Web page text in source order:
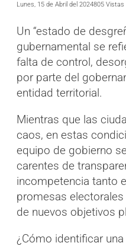
Lunes, 15 de Abril del 2024805 Vistas
Un “estado de
gubernamental se
falta de control,
por parte del
entidad territorial.
Mientras que las
caos, en estas
equipo de gobierno
carentes de
incompetencia tanto
promesas
de nuevos objetivos
¿Cómo identificar